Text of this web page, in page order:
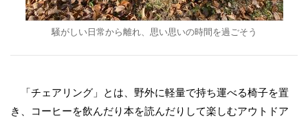
騒がしい日常から離れ、思い思いの時間を過ごそう
「チェアリング」とは、野外に軽量で持ち運べる椅子を置
き、コーヒーを飲んだり本を読んだりして楽しむアウトドア